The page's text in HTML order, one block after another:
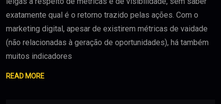
exatamente qual é o retorno trazido pelas ações. Com o
marketing digital, apesar de existirem métricas de vaidade
(não relacionadas à geração de oportunidades), há também
muitos indicadores
READ MORE